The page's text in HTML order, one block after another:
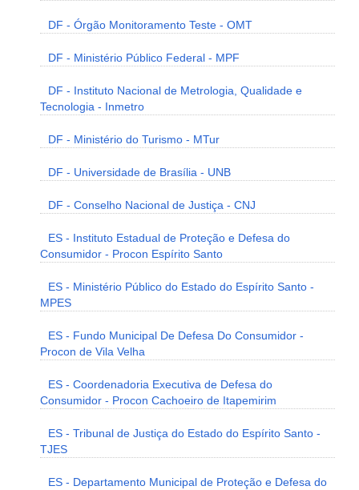
DF - Órgão Monitoramento Teste - OMT
DF - Ministério Público Federal - MPF
DF - Instituto Nacional de Metrologia, Qualidade e
Tecnologia - Inmetro
DF - Ministério do Turismo - MTur
DF - Universidade de Brasília - UNB
DF - Conselho Nacional de Justiça - CNJ
ES - Instituto Estadual de Proteção e Defesa do
Consumidor - Procon Espírito Santo
ES - Ministério Público do Estado do Espírito Santo -
MPES
ES - Fundo Municipal De Defesa Do Consumidor -
Procon de Vila Velha
ES - Coordenadoria Executiva de Defesa do
Consumidor - Procon Cachoeiro de Itapemirim
ES - Tribunal de Justiça do Estado do Espírito Santo -
TJES
ES - Departamento Municipal de Proteção e Defesa do